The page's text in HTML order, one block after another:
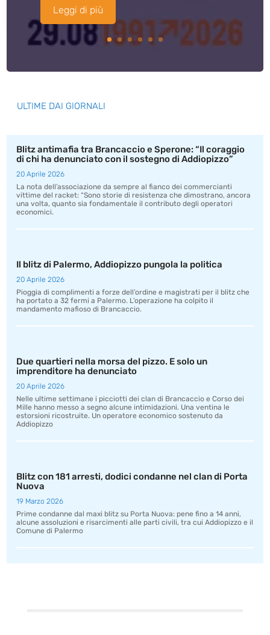
Leggi di più
ULTIME DAI GIORNALI
Blitz antimafia tra Brancaccio e Sperone: “Il coraggio
di chi ha denunciato con il sostegno di Addiopizzo”
20 Aprile 2026
La nota dell’associazione da sempre al fianco dei commercianti
vittime del racket: “Sono storie di resistenza che dimostrano, ancora
una volta, quanto sia fondamentale il contributo degli operatori
economici.
Il blitz di Palermo, Addiopizzo pungola la politica
20 Aprile 2026
Pioggia di complimenti a forze dell’ordine e magistrati per il blitz che
ha portato a 32 fermi a Palermo. L’operazione ha colpito il
mandamento mafioso di Brancaccio.
Due quartieri nella morsa del pizzo. E solo un
imprenditore ha denunciato
20 Aprile 2026
Nelle ultime settimane i picciotti dei clan di Brancaccio e Corso dei
Mille hanno messo a segno alcune intimidazioni. Una ventina le
estorsioni ricostruite. Un operatore economico sostenuto da
Addiopizzo
Blitz con 181 arresti, dodici condanne nel clan di Porta
Nuova
19 Marzo 2026
Prime condanne dal maxi blitz su Porta Nuova: pene fino a 14 anni,
alcune assoluzioni e risarcimenti alle parti civili, tra cui Addiopizzo e il
Comune di Palermo